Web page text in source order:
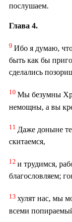
послушаем.
Глава 4.
9 Ибо я думаю,
быть как бы
сделались
10 Мы безумны
немощны, а вы
11 Даже доныне
скитаемся,
12 и трудимся,
благословляем;
13 хулят нас, мы
всеми